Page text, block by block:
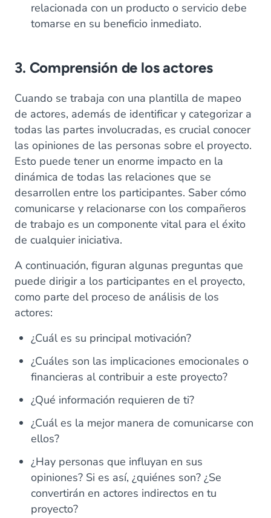
relacionada con un producto o servicio debe
tomarse en su beneficio inmediato.
3. Comprensión de los actores
Cuando se trabaja con una plantilla de mapeo
de actores, además de identificar y categorizar a
todas las partes involucradas, es crucial conocer
las opiniones de las personas sobre el proyecto.
Esto puede tener un enorme impacto en la
dinámica de todas las relaciones que se
desarrollen entre los participantes. Saber cómo
comunicarse y relacionarse con los compañeros
de trabajo es un componente vital para el éxito
de cualquier iniciativa.
A continuación, figuran algunas preguntas que
puede dirigir a los participantes en el proyecto,
como parte del proceso de análisis de los
actores:
¿Cuál es su principal motivación?
¿Cuáles son las implicaciones emocionales o
financieras al contribuir a este proyecto?
¿Qué información requieren de ti?
¿Cuál es la mejor manera de comunicarse con
ellos?
¿Hay personas que influyan en sus
opiniones? Si es así, ¿quiénes son? ¿Se
convertirán en actores indirectos en tu
proyecto?